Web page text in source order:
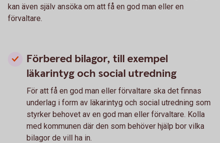
kan även själv ansöka om att få en god man eller en
förvaltare.
Förbered bilagor, till exempel
läkarintyg och social utredning
För att få en god man eller förvaltare ska det finnas
under­lag i form av läkar­intyg och social utredning som
styrker behovet av en god man eller förvaltare. Kolla
med kommunen där den som behöver hjälp bor vilka
bilagor de vill ha in.